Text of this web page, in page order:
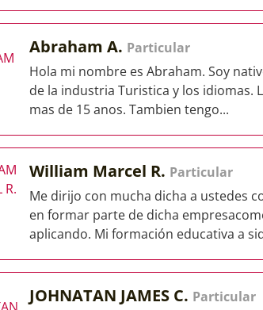
Abraham A. Particular
Hola mi nombre es Abraham. Soy
de la industria Turistica y los idiomas.
mas de 15 anos. Tambien tengo...
William Marcel R. Particular
Me dirijo con mucha dicha a ustedes
en formar parte de dicha
aplicando. Mi formación educativa a
JOHNATAN JAMES C. Particular